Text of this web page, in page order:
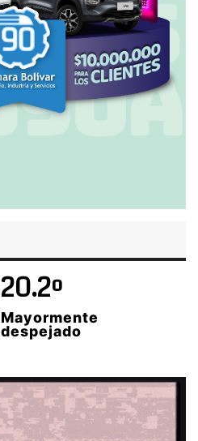
20.2º
Mayormente
despejado